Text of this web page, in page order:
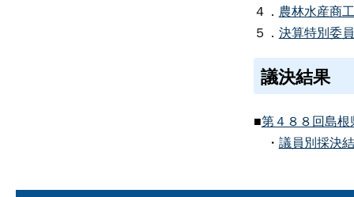
４． 農林水産商
５． 決算特別委
議決結果
■第４８８回島
・ 議員別採決